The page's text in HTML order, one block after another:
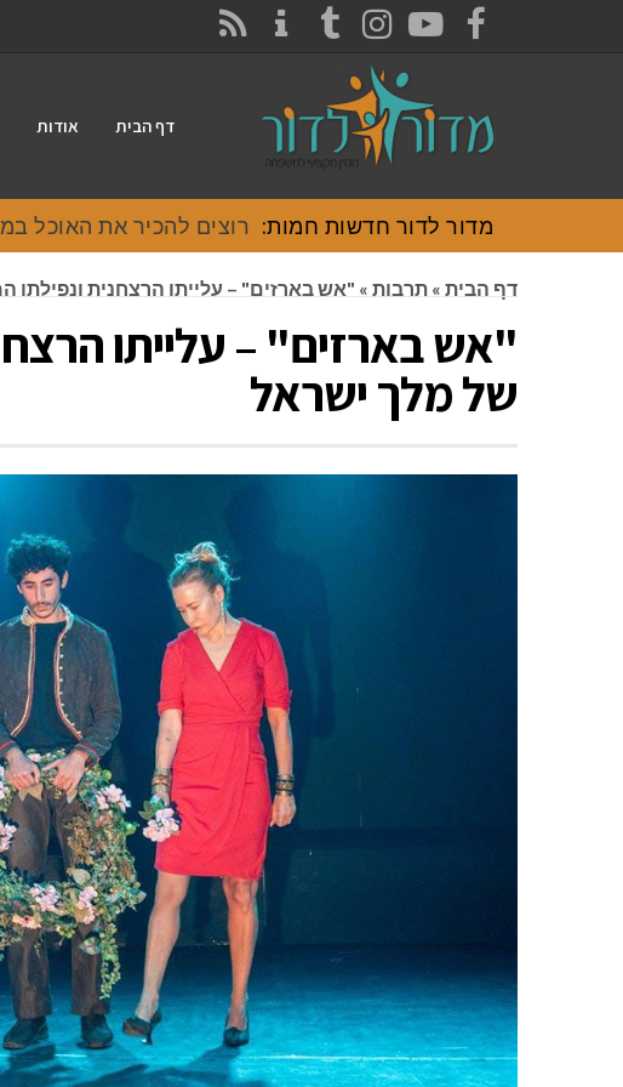
FACEBOOK
YOUTUBE
INSTAGRAM
TUMBLR
דף הבית אודות
מדור לדור חדשות חמות: רוצים להכיר את האוכל במטבח
דף הבית » תרבות » "אש בארזים" – עלייתו הרצחנית
"אש בארזים" – עלייתו
של מלך ישראל